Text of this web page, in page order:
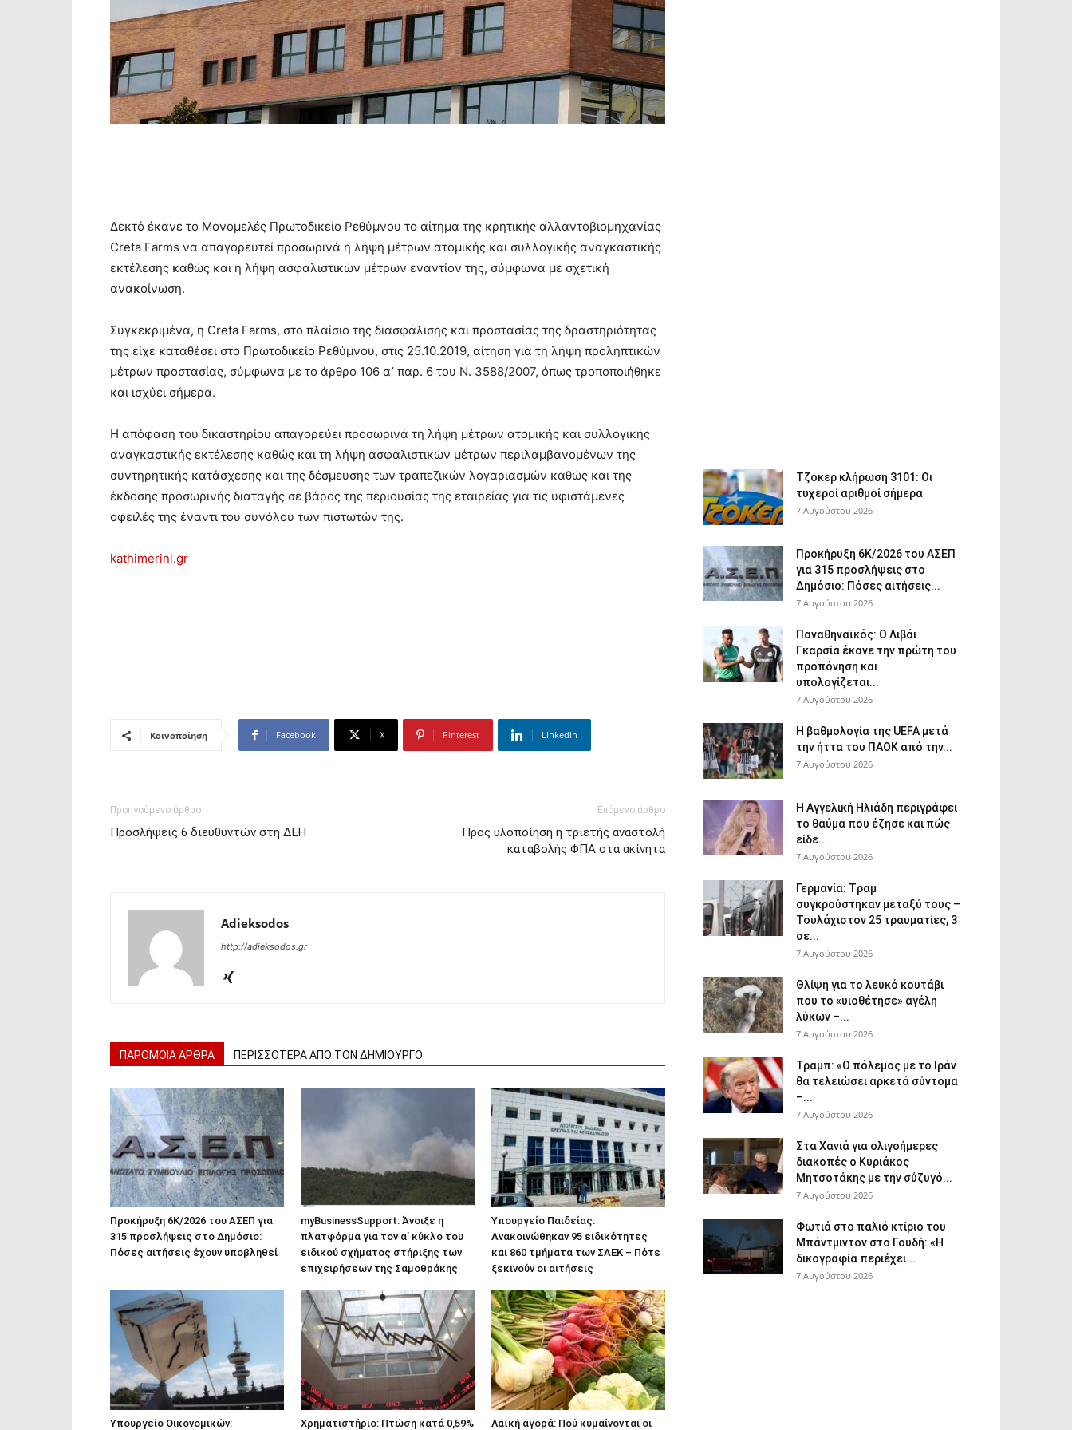
Δεκτό έκανε το Μονομελές Πρωτοδικείο Ρεθύμνου το αίτημα της κρητικής αλλαντοβιομηχανίας
Creta Farms να απαγορευτεί προσωρινά η λήψη μέτρων ατομικής και συλλογικής αναγκαστικής
εκτέλεσης καθώς και η λήψη ασφαλιστικών μέτρων εναντίον της, σύμφωνα με σχετική
ανακοίνωση.
Συγκεκριμένα, η Creta Farms, στo πλαίσιο της διασφάλισης και προστασίας της δραστηριότητας
της είχε καταθέσει στο Πρωτοδικείο Ρεθύμνου, στις 25.10.2019, αίτηση για τη λήψη προληπτικών
μέτρων προστασίας, σύμφωνα με το άρθρο 106 α’ παρ. 6 του Ν. 3588/2007, όπως τροποποιήθηκε
και ισχύει σήμερα.
H απόφαση του δικαστηρίου απαγορεύει προσωρινά τη λήψη μέτρων ατομικής και συλλογικής
αναγκαστικής εκτέλεσης καθώς και τη λήψη ασφαλιστικών μέτρων περιλαμβανομένων της
συντηρητικής κατάσχεσης και της δέσμευσης των τραπεζικών λογαριασμών καθώς και της
έκδοσης προσωρινής διαταγής σε βάρος της περιουσίας της εταιρείας για τις υφιστάμενες
οφειλές της έναντι του συνόλου των πιστωτών της.
kathimerini.gr
Κοινοποίηση Facebook X Pinterest Linkedin
Προηγούμενο άρθρο
Προσλήψεις 6 διευθυντών στη ΔΕΗ
Επόμενο άρθρο
Προς υλοποίηση η τριετής αναστολή
καταβολής ΦΠΑ στα ακίνητα
Adieksodos
http://adieksodos.gr
ΠΑΡΟΜΟΙΑ ΑΡΘΡΑ ΠΕΡΙΣΣΟΤΕΡΑ ΑΠΟ ΤΟΝ ΔΗΜΙΟΥΡΓΟ
Προκήρυξη 6Κ/2026 του ΑΣΕΠ για
315 προσλήψεις στο Δημόσιο:
Πόσες αιτήσεις έχουν υποβληθεί
myBusinessSupport: Άνοιξε η
πλατφόρμα για τον α’ κύκλο του
ειδικού σχήματος στήριξης των
επιχειρήσεων της Σαμοθράκης
Υπουργείο Παιδείας:
Ανακοινώθηκαν 95 ειδικότητες
και 860 τμήματα των ΣΑΕΚ – Πότε
ξεκινούν οι αιτήσεις
Υπουργείο Οικονομικών: Χρηματιστήριο: Πτώση κατά 0,59% Λαϊκή αγορά: Πού κυμαίνονται οι
Τζόκερ κλήρωση 3101: Οι
τυχεροί αριθμοί σήμερα
7 Αυγούστου 2026
Προκήρυξη 6Κ/2026 του ΑΣΕΠ
για 315 προσλήψεις στο
Δημόσιο: Πόσες αιτήσεις...
7 Αυγούστου 2026
Παναθηναϊκός: Ο Λιβάι
Γκαρσία έκανε την πρώτη του
προπόνηση και
υπολογίζεται...
7 Αυγούστου 2026
Η βαθμολογία της UEFA μετά
την ήττα του ΠΑΟΚ από την...
7 Αυγούστου 2026
Η Αγγελική Ηλιάδη περιγράφει
το θαύμα που έζησε και πώς
είδε...
7 Αυγούστου 2026
Γερμανία: Tραμ
συγκρούστηκαν μεταξύ τους –
Τουλάχιστον 25 τραυματίες, 3
σε...
7 Αυγούστου 2026
Θλίψη για το λευκό κουτάβι
που το «υιοθέτησε» αγέλη
λύκων –...
7 Αυγούστου 2026
Τραμπ: «Ο πόλεμος με το Ιράν
θα τελειώσει αρκετά σύντομα
–...
7 Αυγούστου 2026
Στα Χανιά για ολιγοήμερες
διακοπές ο Κυριάκος
Μητσοτάκης με την σύζυγό...
7 Αυγούστου 2026
Φωτιά στο παλιό κτίριο του
Μπάντμιντον στο Γουδή: «Η
δικογραφία περιέχει...
7 Αυγούστου 2026